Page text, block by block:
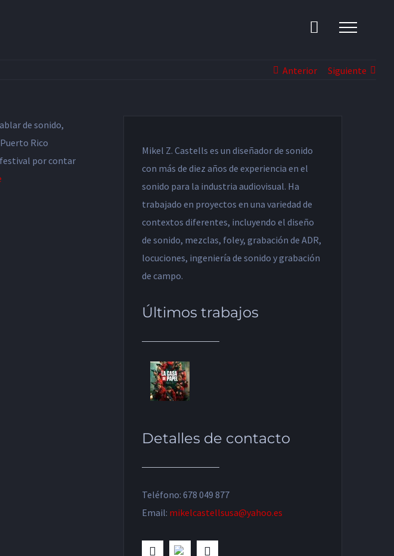
Anterior Siguiente
de sonido,
Rico
festival por contar
Mikel Z. Castells es un diseñador de sonido
con más de diez años de experiencia en el
sonido para la industria audiovisual. Ha
trabajado en proyectos en una variedad de
contextos diferentes, incluyendo el diseño
de sonido, mezclas, foley, grabación de ADR,
locuciones, ingeniería de sonido y grabación
de campo.
Últimos trabajos
Detalles de contacto
Teléfono: 678 049 877
Email: mikelcastellsusa@yahoo.es